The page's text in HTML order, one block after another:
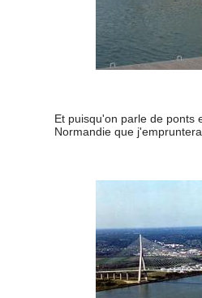
Et puisqu'on parle de ponts
Normandie que